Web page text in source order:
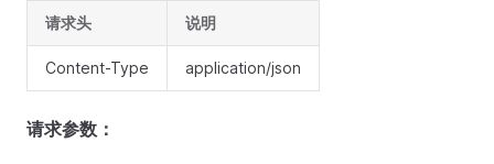
请求头 说明
Content-Type application/json
请求参数：